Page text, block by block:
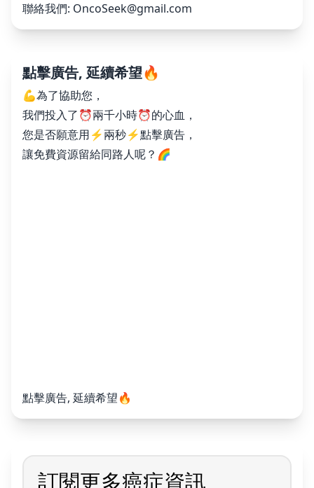
聯絡我們: OncoSeek@gmail.com
點擊廣告, 延續希望🔥
💪為了協助您，
我們投入了⏰兩千小時⏰的心血，
您是否願意用⚡️兩秒⚡️點擊廣告，
讓免費資源留給同路人呢？🌈
點擊廣告, 延續希望🔥
訂閱更多癌症資訊